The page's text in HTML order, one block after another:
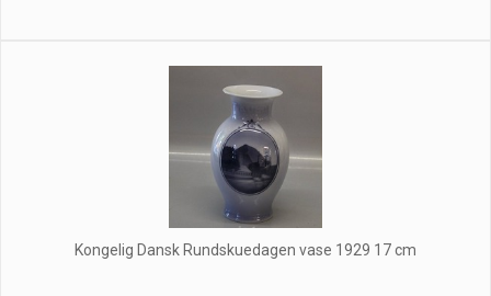
Kongelig Dansk Rundskuedagen vase 1929 17 cm